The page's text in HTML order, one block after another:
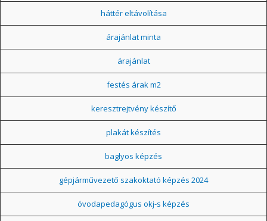
háttér eltávolítása
árajánlat minta
árajánlat
festés árak m2
keresztrejtvény készítő
plakát készítés
baglyos képzés
gépjárművezető szakoktató képzés 2024
óvodapedagógus okj-s képzés